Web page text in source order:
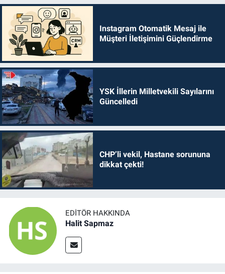
Instagram Otomatik Mesaj ile
Müşteri İletişimini Güçlendirme
YSK İllerin Milletvekili Sayılarını
Güncelledi
CHP’li vekil, Hastane sorununa
dikkat çekti!
EDITÖR HAKKINDA
Halit Sapmaz